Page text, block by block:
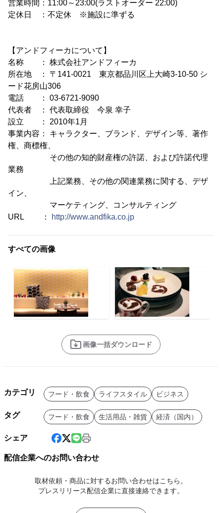
営業時間：11:00～23:00(ラストオーダー 22:00)
定休日 ：不定休 ※施設に準ずる
【アンドフィーカについて】
名称 ： 株式会社アンドフィーカ
所在地 ： 〒141-0021 東京都品川区上大崎3-10-50 シ
ード花房山306
電話 ： 03-6721-9090
代表者 ： 代表取締役 今泉 幸子
設立 ： 2010年1月
事業内容： キャラクター、ブランド、デザイン等、著作
権、商標権、
その他の知的財産権の許諾、および許諾代理
業務
上記業務、その他の関連業務に関する、デザ
イン、
マーケティング、コンサルティング
URL ：
http://www.andfika.co.jp
すべての画像
画像一括ダウンロード
カテゴリ フード・飲食 ライフスタイル ビジネス
タグ フード・飲食 生活用品・雑貨 経済（国内）
シェア
配信企業へのお問い合わせ
取材依頼・商品に対するお問い合わせはこちら。
プレスリリース配信企業に直接連絡できます。